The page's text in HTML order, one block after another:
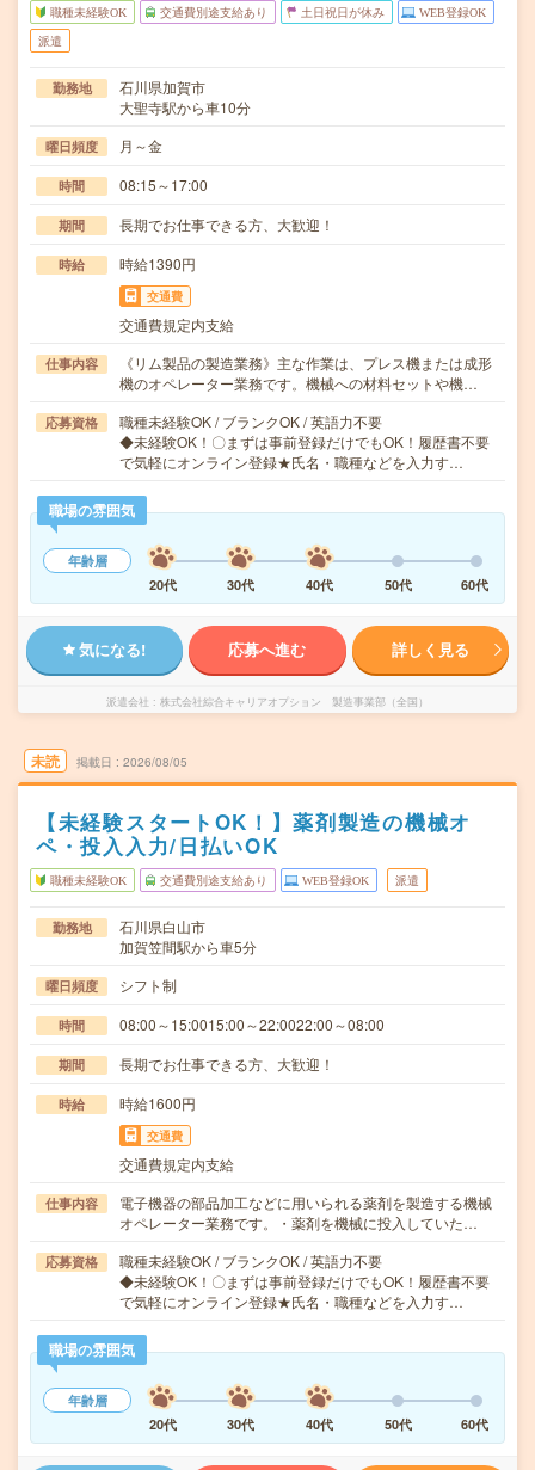
職種未経験OK 交通費別途支給あり 土日祝日が休み WEB登録OK
派遣
勤務地
石川県加賀市
大聖寺駅から車10分
曜日頻度 月～金
時間 08:15～17:00
期間 長期でお仕事できる方、大歓迎！
時給 時給1390円
交通費
交通費規定内支給
仕事内容
《リム製品の製造業務》主な作業は、プレス機または成形
機のオペレーター業務です。機械への材料セットや機…
応募資格
職種未経験OK / ブランクOK / 英語力不要
◆未経験OK！〇まずは事前登録だけでもOK！履歴書不要
で気軽にオンライン登録★氏名・職種などを入力す…
職場の雰囲気
年齢層
20代
30代 40代 50代 60代
気になる! 応募へ進む 詳しく見る
派遣会社 株式会社綜合キャリアオプション 製造事業部（全国）
未読 掲載日 2026/08/05
【未経験スタートOK！】薬剤製造の機械オ
ペ・投入入力/日払いOK
職種未経験OK 交通費別途支給あり WEB登録OK 派遣
勤務地
石川県白山市
加賀笠間駅から車5分
曜日頻度 シフト制
時間 08:00～15:0015:00～22:0022:00～08:00
期間 長期でお仕事できる方、大歓迎！
時給 時給1600円
交通費
交通費規定内支給
仕事内容
電子機器の部品加工などに用いられる薬剤を製造する機械
オペレーター業務です。・薬剤を機械に投入していた…
応募資格
職種未経験OK / ブランクOK / 英語力不要
◆未経験OK！〇まずは事前登録だけでもOK！履歴書不要
で気軽にオンライン登録★氏名・職種などを入力す…
職場の雰囲気
年齢層
20代
30代 40代 50代 60代